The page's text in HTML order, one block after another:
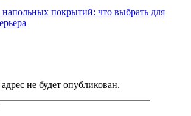
покрытий: что выбрать для
не будет опубликован.